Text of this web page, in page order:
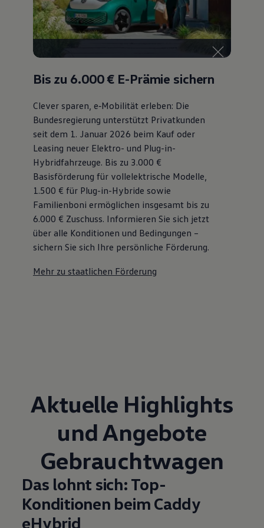
Bulli Magazin
Fahrzeugabholung ab Werk
Uptime
Bis zu 6.000 € E-Prämie sichern
Clever sparen, e‑Mobilität erleben: Die
Bundesregierung unterstützt Privatkunden
seit dem 1. Januar 2026 beim Kauf oder
Leasing neuer Elektro- und Plug-in-
Hybridfahrzeuge. Bis zu 3.000 €
Basisförderung für vollelektrische Modelle,
1.500 € für Plug-in-Hybride sowie
Familienboni ermöglichen insgesamt bis zu
6.000 € Zuschuss⁠. Informieren Sie sich jetzt
über alle Konditionen und Bedingungen –
sichern Sie sich Ihre persönliche Förderung.
Mehr zu staatlichen Förderung
Aktuelle Highlights
und Angebote
Gebrauchtwagen
Das lohnt sich: Top-
Konditionen beim Caddy
eHybrid